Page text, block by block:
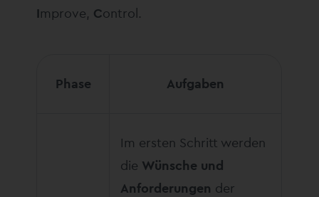
Improve, Control.
Phase Aufgaben
Im ersten Schritt werden
die Wünsche und
Anforderungen der